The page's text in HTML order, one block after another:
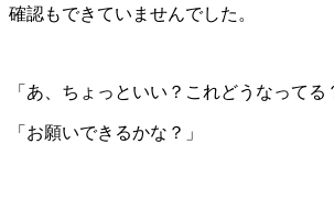
確認もできていませんでした。
「あ、ちょっといい？これどうなってる
「お願いできるかな？」